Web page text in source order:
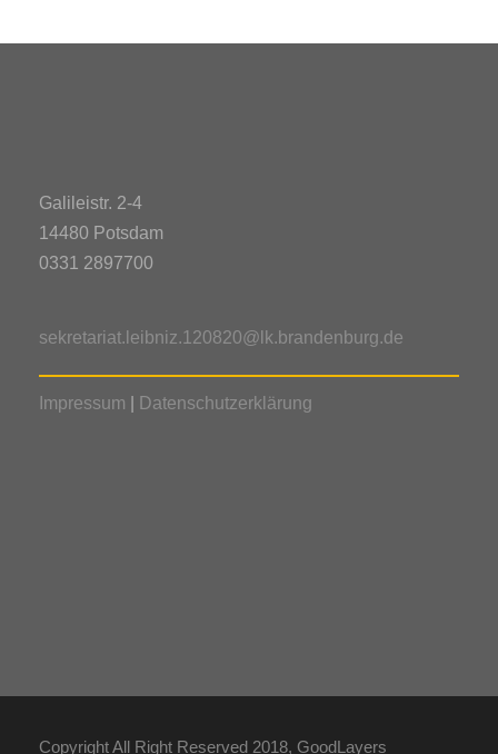
Galileistr. 2-4
14480 Potsdam
0331 2897700
sekretariat.leibniz.120820@lk.brandenburg.de
Impressum Datenschutzerklärung
Copyright All Right Reserved 2018, GoodLayers